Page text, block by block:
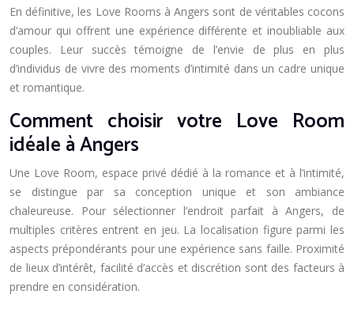
En définitive, les Love Rooms à Angers sont de véritables cocons
d’amour qui offrent une expérience différente et inoubliable aux
couples. Leur succès témoigne de l’envie de plus en plus
d’individus de vivre des moments d’intimité dans un cadre unique
et romantique.
Comment choisir votre Love Room
idéale à Angers
Une Love Room, espace privé dédié à la romance et à l’intimité,
se distingue par sa conception unique et son ambiance
chaleureuse. Pour sélectionner l’endroit parfait à Angers, de
multiples critères entrent en jeu. La localisation figure parmi les
aspects prépondérants pour une expérience sans faille. Proximité
de lieux d’intérêt, facilité d’accès et discrétion sont des facteurs à
prendre en considération.